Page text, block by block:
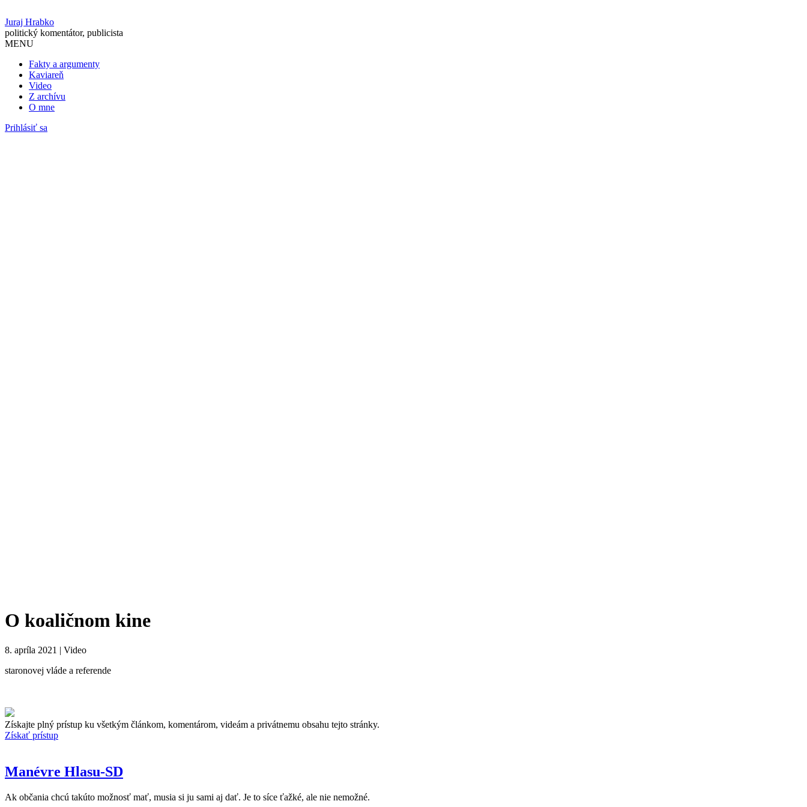
Juraj Hrabko
politický komentátor, publicista
MENU
Fakty a argumenty
Kaviareň
Video
Z archívu
O mne
Prihlásiť sa
O koaličnom kine
8. apríla 2021 | Video
staronovej vláde a referende
Získajte plný prístup ku všetkým článkom, komentárom, videám a privátnemu obsahu tejto stránky.
Získať prístup
Manévre Hlasu-SD
Ak občania chcú takúto možnosť mať, musia si ju sami aj dať. Je to síce ťažké, ale nie nemožné.